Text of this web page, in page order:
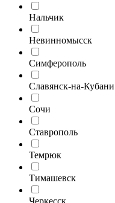
Нальчик
Невинномысск
Симферополь
Славянск-на-Кубани
Сочи
Ставрополь
Темрюк
Тимашевск
Черкесск